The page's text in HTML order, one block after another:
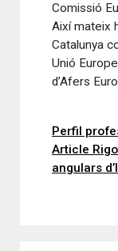
Comissió
Així mateix
Catalunya
Unió
d’Afers
Perfil
Article
angulars